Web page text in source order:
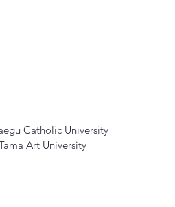
Catholic University
Art University